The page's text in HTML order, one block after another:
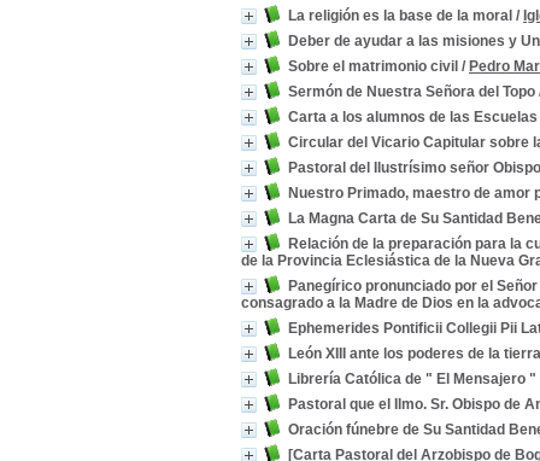
La religión es la base de la moral /
Deber de ayudar a las misiones y
Sobre el matrimonio civil / Pedro
Sermón de Nuestra Señora del Topo
Carta a los alumnos de las
Circular del Vicario Capitular sobre
Pastoral del Ilustrísimo señor
Nuestro Primado, maestro de amor
La Magna Carta de Su Santidad
Relación de la preparación para la
de la Provincia Eclesiástica de la Nueva
Panegírico pronunciado por el
consagrado a la Madre de Dios en la
Ephemerides Pontificii Collegii Pii
León XIII ante los poderes de la tierra
Librería Católica de " El Mensajero
Pastoral que el Ilmo. Sr. Obispo de
Oración fúnebre de Su Santidad
[Carta Pastoral del Arzobispo de